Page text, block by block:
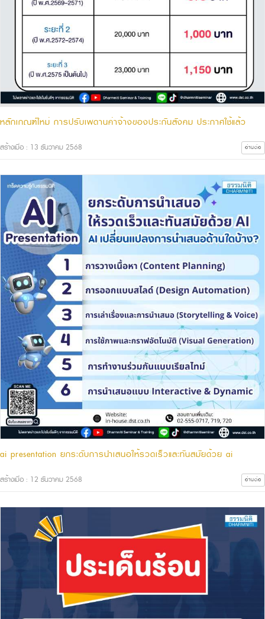
หลักเกณฑ์ใหม่ การปรับเพดานค่าจ้างของประกันสังคม ประกาศใช้แล้ว
สร้างเมื่อ : 13 ธันวาคม 2568 อ่านต่อ
ai presentation ยกระดับการนำเสนอให้รวดเร็วและทันสมัยด้วย ai
สร้างเมื่อ : 12 ธันวาคม 2568 อ่านต่อ